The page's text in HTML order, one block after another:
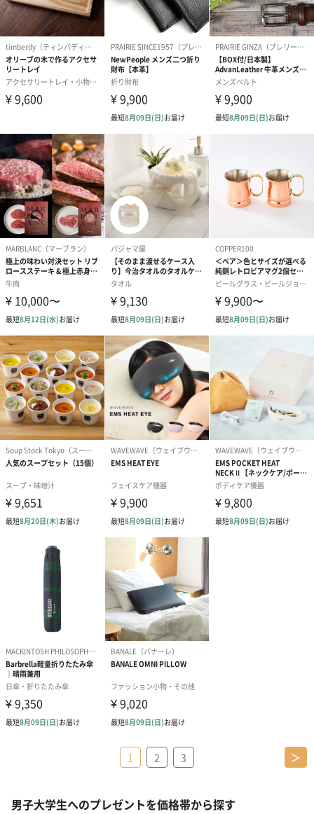
1 2 3 ＞
男子大学生へのプレゼントを価格帯から探す